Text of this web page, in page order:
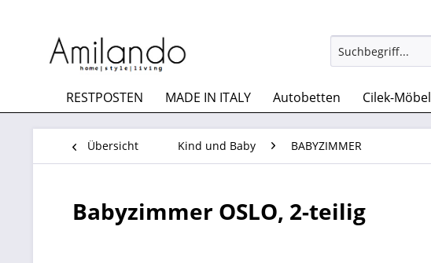
RESTPOSTEN MADE IN ITALY Autobetten Cilek-Möbel
Übersicht Kind und Baby BABYZIMMER
Babyzimmer OSLO, 2-teilig